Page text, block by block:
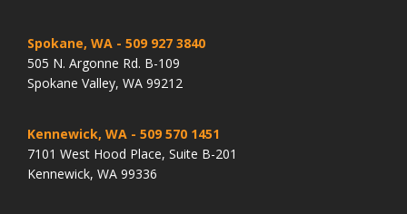
Spokane, WA - 509 927 3840
505 N. Argonne Rd. B-109
Spokane Valley, WA 99212
Kennewick, WA - 509 570 1451
7101 West Hood Place, Suite B-201
Kennewick, WA 99336